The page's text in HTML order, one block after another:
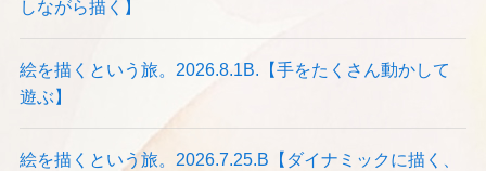
しながら描く】
絵を描くという旅。2026.8.1B.【手をたくさん動かして
遊ぶ】
絵を描くという旅。2026.7.25.B【ダイナミックに描く、